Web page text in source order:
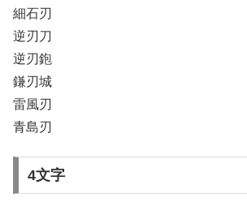
細石刃
逆刃刀
逆刃鉋
鎌刃城
雷風刃
青島刃
4文字